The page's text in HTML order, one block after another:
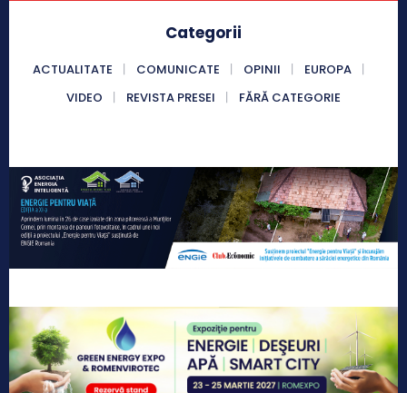
Categorii
ACTUALITATE COMUNICATE OPINII
EUROPA
VIDEO
REVISTA PRESEI FĂRĂ CATEGORIE